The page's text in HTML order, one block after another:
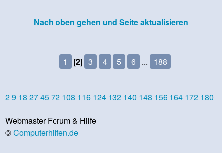
Nach oben gehen und Seite aktualisieren
1 [2] 3 4 5 6 ... 188
29 18 274572 108 116 124 132 140 148 156 164 172 180
Webmaster Forum & Hilfe
©Computerhilfen.de